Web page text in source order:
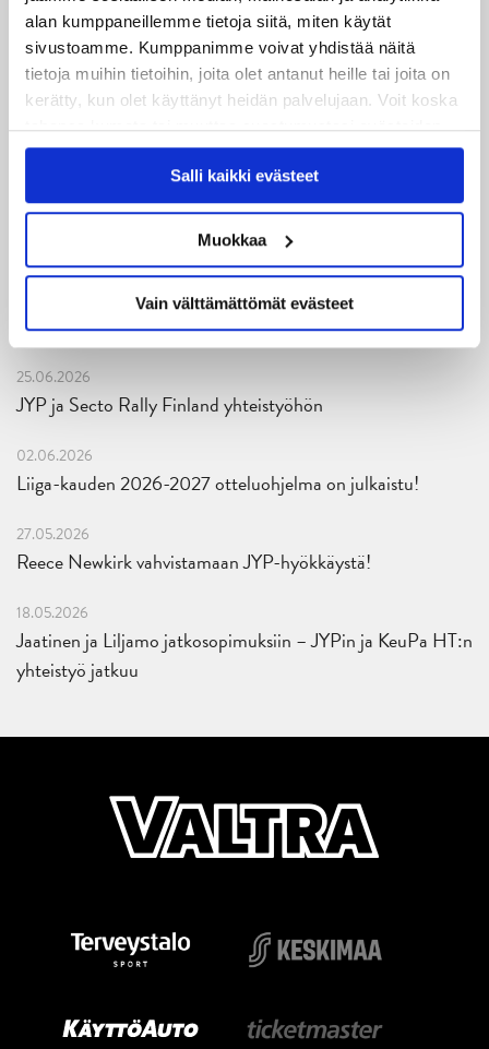
alan kumppaneillemme tietoja siitä, miten käytät
sivustoamme. Kumppanimme voivat yhdistää näitä
tietoja muihin tietoihin, joita olet antanut heille tai joita on
kerätty, kun olet käyttänyt heidän palvelujaan. Voit koska
tahansa kumota tai muuttaa suostumustasi evästeiden
käytöstäEvästeet-sivultamme.
Salli kaikki evästeet
Muokkaa
Vain välttämättömät evästeet
JYPin kapteenisto Liiga-kauteen 2026–2027 on nimetty
04.08.2026
Joukkueen yhteisharjoitukset ovat alkaneet – ensimmäinen
mittari luvassa jo heti viikonloppuna Tampere Cupissa!
JYPin harjoitusottelut tulevalle 2026-2027 kaudelle on
Ruotsalaishyökkääjä Arvid Costmar JYPiin
25.06.2026
JYP ja Secto Rally Finland yhteistyöhön
02.06.2026
Liiga-kauden 2026-2027 otteluohjelma on julkaistu!
27.05.2026
Reece Newkirk vahvistamaan JYP-hyökkäystä!
18.05.2026
Jaatinen ja Liljamo jatkosopimuksiin – JYPin ja KeuPa HT:n
yhteistyö jatkuu